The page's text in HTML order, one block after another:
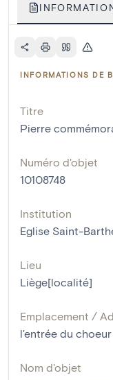
INFORMATIONS DE
Titre
Pierre
Numéro d'objet
10108748
Institution
Eglise Saint-
Lieu
Liège[localité]
Emplacement /
l'entrée du choeur
Nom d'objet